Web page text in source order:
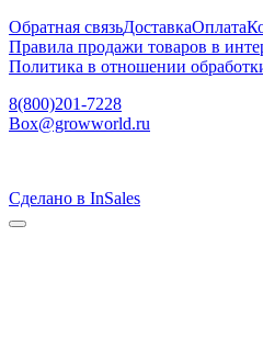
Обратная связьДоставкаОплата
Правила продажи товаров в
Политика в отношении
8(800)201-7228
Box@growworld.ru
Сделано в InSales